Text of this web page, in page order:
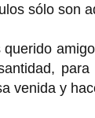
sólo son
querido
venida y